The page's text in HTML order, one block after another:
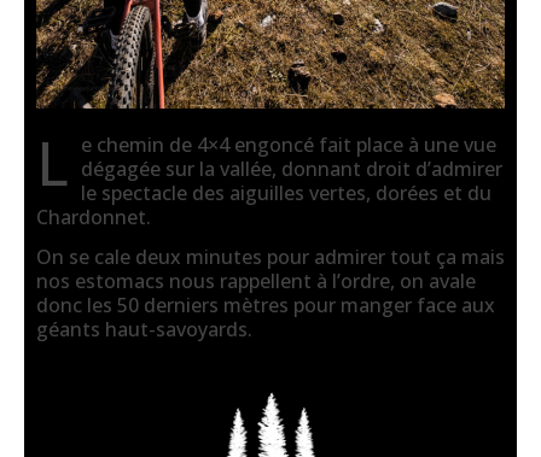
L e chemin de 4×4 engoncé fait place à une vue
dégagée sur la vallée, donnant droit d’admirer
le spectacle des aiguilles vertes, dorées et du
Chardonnet.
On se cale deux minutes pour admirer tout ça mais
nos estomacs nous rappellent à l’ordre, on avale
donc les 50 derniers mètres pour manger face aux
géants haut-savoyards.